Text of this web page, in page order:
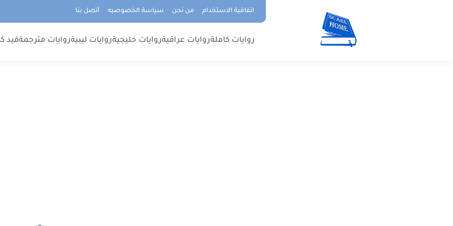
اتفاقية الاستخدام من نحن سياسة الخصوصيه أتصل بنا
روايات كاملةروايات عراقيةروايات خليجيةروايات ليبيةروايات مترجمةقيد